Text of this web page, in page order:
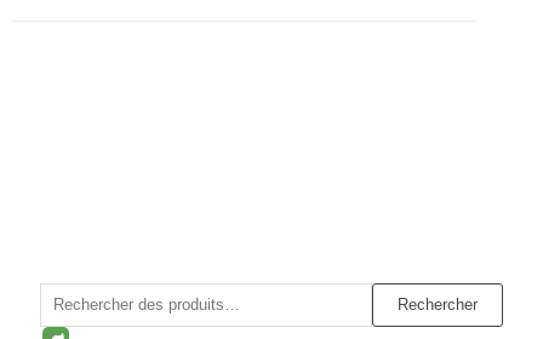
Rechercher : Rechercher